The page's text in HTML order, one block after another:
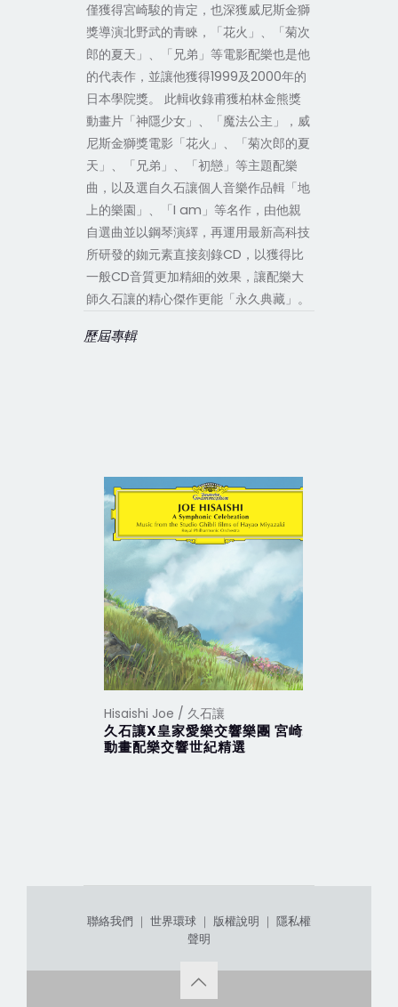
僅獲得宮崎駿的肯定，也深獲威尼斯金獅
獎導演北野武的青睞，「花火」、「菊次
郎的夏天」、「兄弟」等電影配樂也是他
的代表作，並讓他獲得1999及2000年的
日本學院獎。 此輯收錄甫獲柏林金熊獎
動畫片「神隱少女」、「魔法公主」，威
尼斯金獅獎電影「花火」、「菊次郎的夏
天」、「兄弟」、「初戀」等主題配樂
曲，以及選自久石讓個人音樂作品輯「地
上的樂園」、「I am」等名作，由他親
自選曲並以鋼琴演繹，再運用最新高科技
所研發的銣元素直接刻錄CD，以獲得比
一般CD音質更加精細的效果，讓配樂大
師久石讓的精心傑作更能「永久典藏」。
歷屆專輯
Hisaishi Joe / 久石讓
久石讓X皇家愛樂交響樂團 宮崎駿
動畫配樂交響世紀精選
聯絡我們 ｜ 世界環球 ｜ 版權說明 ｜ 隱私權
聲明